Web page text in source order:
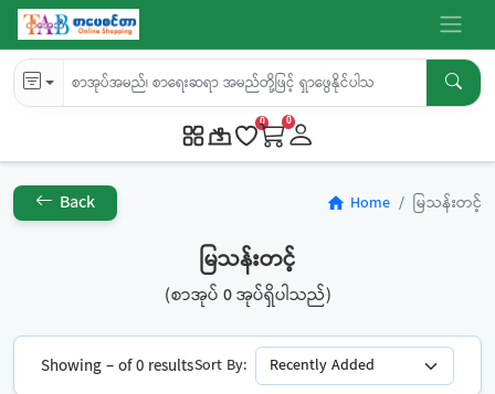
0 0
Back home Home မြသန်းတင့်
မြသန်းတင့်
(စာအုပ် 0 အုပ်ရှိပါသည်)
Showing – of 0 resultsSort By: